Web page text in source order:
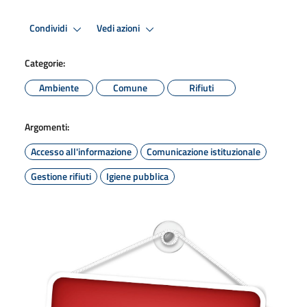
Condividi Vedi azioni
Categorie:
Ambiente
Comune Rifiuti
Argomenti:
Accesso all'informazione
Comunicazione istituzionale
Gestione rifiuti
Igiene pubblica